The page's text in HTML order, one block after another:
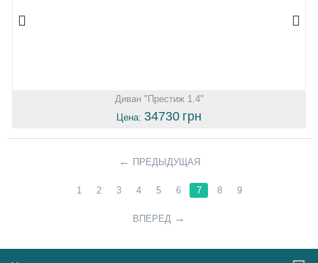
Диван "Престиж 1.4"
Цена: 34730 грн
ПРЕДЫДУЩАЯ
1 2 3 4 5 6 7 8 9
ВПЕРЕД